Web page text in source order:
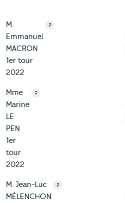
M.
Emmanuel
MACRON
1er tour
2022
?
Mme
Marine
LE
PEN
1er
tour
2022
?
M. Jean-Luc
MÉLENCHON
?